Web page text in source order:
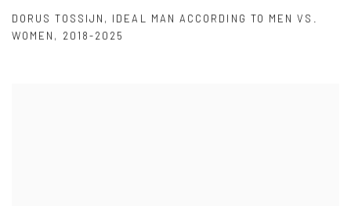
DORUS TOSSIJN , IDEAL MAN ACCORDING TO MEN VS.
WOMEN , 2018-2025